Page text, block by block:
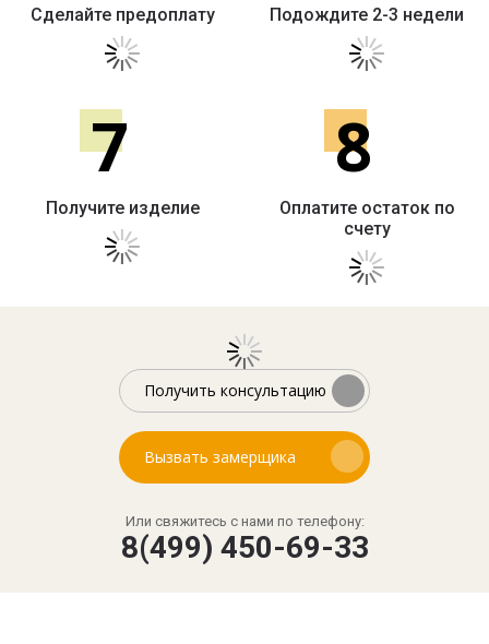
Сделайте предоплату Подождите 2-3 недели
7
Получите изделие
8
Оплатите остаток по
счету
Получить консультацию
Вызвать замерщика
Или свяжитесь с нами по телефону:
8(499) 450-69-33